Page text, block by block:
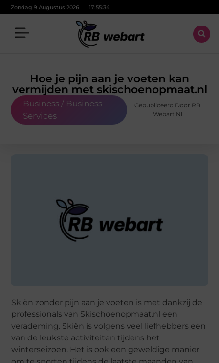
Zondag 9 Augustus 2026 17:55:35
Hoe je pijn aan je voeten kan
vermijden met skischoenopmaat.nl
Business / Business
Services
Gepubliceerd Door RB
Webart.nl
Skiën zonder pijn aan je voeten is met dankzij de
professionals van Skischoenopmaat.nl een
verademing. Skiën is volgens veel liefhebbers een
van de leukste activiteiten tijdens het
winterseizoen. Het is ook een geweldige manier